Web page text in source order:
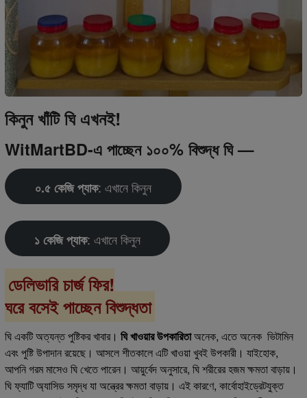
কিনুন খাঁটি ঘি এখনই!
WitMartBD-এ পাচ্ছেন ১০০% বিশুদ্ধ ঘি —
০.৫ কেজি প্যাক: এখানে কিনুন
১ কেজি প্যাক: এখানে কিনুন
ডেলিভারি চার্জ ফ্রি!
ঘরে বসেই পাচ্ছেন বিশুদ্ধতা
ঘি একটি অত্যন্ত পুষ্টিকর খাবার।ঘি খাওয়ার উপকারিতাঅনেক, এতে অনেক ভিটামিন
এবং পুষ্টি উপাদান রয়েছে। আসলে শীতকালে এটি খাওয়া খুবই উপকারী। যাইহোক,
আপনি গরম মাসেও ঘি খেতে পারেন। আয়ুর্বেদ অনুসারে, ঘি শরীরের হজম ক্ষমতা বাড়ায়।
ঘি ফ্যাটি অ্যাসিড সমৃদ্ধ যা অন্ত্রের ক্ষমতা বাড়ায়। এই কারণে, কার্বোহাইড্রেটযুক্ত